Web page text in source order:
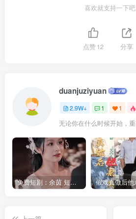
喜欢就支持一下吧
点赞12 分享
duanjuziyuan
2.9W+ 1 1
免费短剧：余茵 短剧 16部合集